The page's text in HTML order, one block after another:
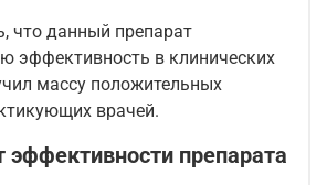
что данный препарат
эффективность в клинических
массу положительных
врачей.
эффективности препарата